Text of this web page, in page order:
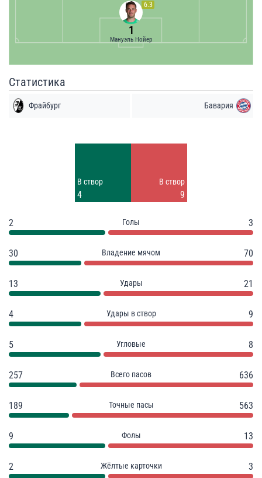
6.3
1
Мануэль Нойер
Статистика
Фрайбург Бавария
В створ
4
В створ
9
2 Голы 3
30 Владение мячом 70
13 Удары 21
4 Удары в створ 9
5 Угловые 8
257 Всего пасов 636
189 Точные пасы 563
9 Фолы 13
2 Жёлтые карточки 3